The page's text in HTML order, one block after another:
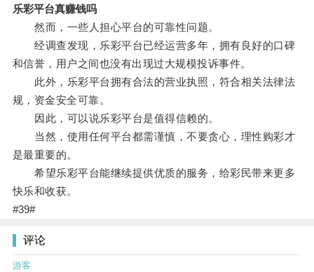
乐彩平台真赚钱吗
然而，一些人担心平台的可靠性问题。
经调查发现，乐彩平台已经运营多年，拥有良好的口碑
和信誉，用户之间也没有出现过大规模投诉事件。
此外，乐彩平台拥有合法的营业执照，符合相关法律法
规，资金安全可靠。
因此，可以说乐彩平台是值得信赖的。
当然，使用任何平台都需谨慎，不要贪心，理性购彩才
是最重要的。
希望乐彩平台能继续提供优质的服务，给彩民带来更多
快乐和收获。
#39#
评论
游客